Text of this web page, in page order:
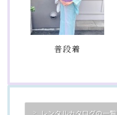
普段着
レンタルカタログの一覧